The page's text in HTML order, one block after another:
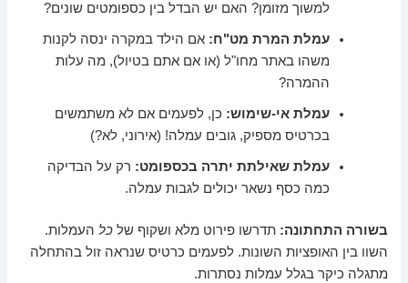
למשוך מזומן? האם יש הבדל בין כספומטים שונים?
עמלת המרת מט"ח: אם הילד במקרה ינסה לקנות
משהו באתר מחו"ל (או אם אתם בטיול), מה עלות
ההמרה?
עמלת אי-שימוש: כן, לפעמים אם לא משתמשים
בכרטיס מספיק, גובים עמלה! (אירוני, לא?)
עמלת שאילתת יתרה בכספומט: רק על הבדיקה
כמה כסף נשאר יכולים לגבות עמלה.
בשורה התחתונה: תדרשו פירוט מלא ושקוף שלכל העמלות.
השוו בין האופציות השונות. לפעמים כרטיס שנראה זול בהתחלה
מתגלה כיקר בגלל עמלות נסתרות.